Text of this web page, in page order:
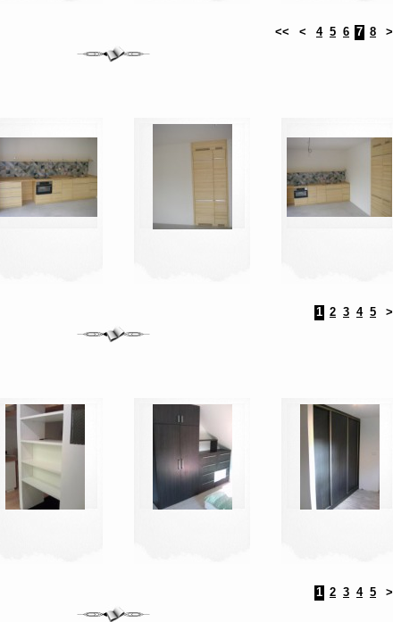
<< < 4 5 6 7 8 >
1 2 3 4 5 >
1 2 3 4 5 >